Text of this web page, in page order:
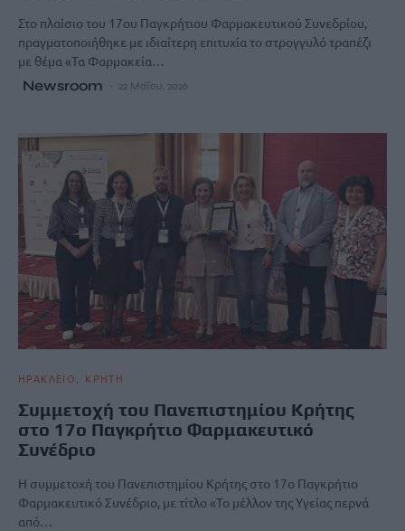
Στο πλαίσιο του 17ου Παγκρήτιου Φαρμακευτικού Συνεδρίου,
πραγματοποιήθηκε με ιδιαίτερη επιτυχία το στρογγυλό τραπέζι
με θέμα «Τα Φαρμακεία…
Newsroom 22 Μαΐου, 2026
ΗΡΑΚΛΕΙΟ ΚΡΗΤΗ
Συμμετοχή του Πανεπιστημίου Κρήτης
στο 17ο Παγκρήτιο Φαρμακευτικό
Συνέδριο
Η συμμετοχή του Πανεπιστημίου Κρήτης στο 17ο Παγκρήτιο
Φαρμακευτικό Συνέδριο, με τίτλο «Το μέλλον της Υγείας περνά
από…